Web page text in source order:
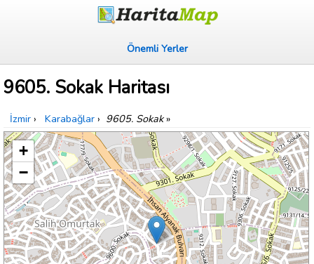
Önemli Yerler
9605. Sokak Haritası
İzmir › Karabağlar › 9605. Sokak»
+
−